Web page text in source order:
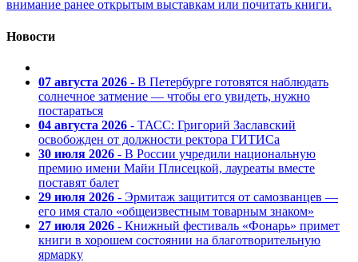
внимание ранее открытым выставкам или почитать книги.
Новости
07 августа 2026 - В Петербурге готовятся наблюдать
солнечное затмение — чтобы его увидеть, нужно
постараться
04 августа 2026 - ТАСС: Григорий Заславский
освобожден от должности ректора ГИТИСа
30 июля 2026 - В России учредили национальную
премию имени Майи Плисецкой, лауреаты вместе
поставят балет
29 июля 2026 - Эрмитаж защитится от самозванцев —
его имя стало «общеизвестным товарным знаком»
27 июля 2026 - Книжный фестиваль «Фонарь» примет
книги в хорошем состоянии на благотворительную
ярмарку